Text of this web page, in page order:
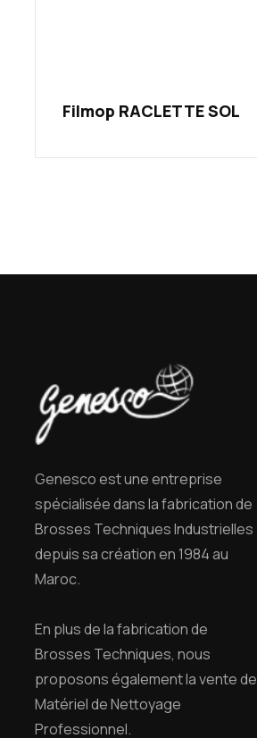
Filmop RACLETTE SOL
Genesco est une entreprise
spécialisée dans la fabrication de
Brosses Techniques Industrielles
depuis sa création en 1984 au
Maroc.
En plus de la fabrication de
Brosses Techniques, nous
proposons également la vente de
Matériel de Nettoyage
Professionnel.